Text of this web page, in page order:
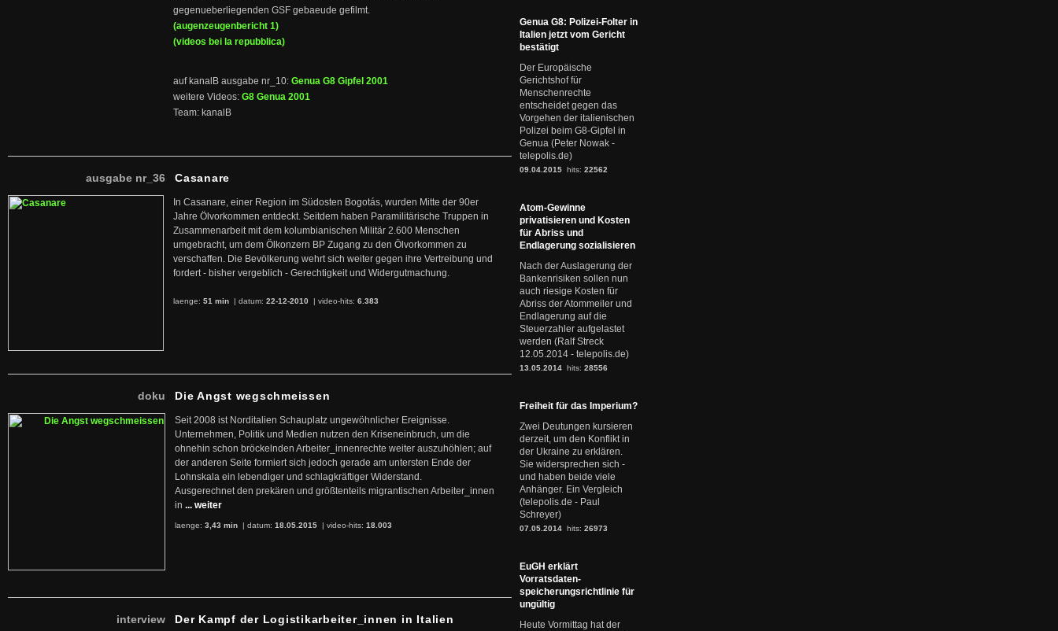
gegenueberliegenden GSF gebaeude gefilmt.
(augenzeugenbericht 1)
(videos bei la repubblica)
auf kanalB ausgabe nr_10: Genua G8 Gipfel 2001
weitere Videos: G8 Genua 2001
Team: kanalB
ausgabe nr_36 Casanare
In Casanare, einer Region im Südosten Bogotás, wurden Mitte der 90er
Jahre Ölvorkommen entdeckt. Seitdem haben Paramilitärische Truppen in
Zusammenarbeit mit dem kolumbianischen Militär 2.600 Menschen
umgebracht, um dem Ölkonzern BP Zugang zu den Ölvorkommen zu
verschaffen. Die Bevölkerung wehrt sich weiter gegen ihre Vertreibung und
fordert - bisher vergeblich - Gerechtigkeit und Widergutmachung.
laenge: 51 min | datum: 22-12-2010 | video-hits: 6.383
doku Die Angst wegschmeissen
Seit 2008 ist Norditalien Schauplatz ungewöhnlicher Ereignisse.
Unternehmen, Politik und Medien nutzen den Kriseneinbruch, um die
ohnehin schon bröckelnden Arbeiter_innenrechte weiter auszuhöhlen; auf
der anderen Seite formiert sich jedoch gerade am untersten Ende der
Lohnskala ein lebendiger und schlagkräftiger Widerstand.
Ausgerechnet den prekären und größtenteils migrantischen Arbeiter_innen
in ... weiter
laenge: 3,43 min | datum: 18.05.2015 | video-hits: 18.003
interview Der Kampf der Logistikarbeiter_innen in Italien
Genua G8: Polizei-Folter in
Italien jetzt vom Gericht
bestätigt
Der Europäische
Gerichtshof für
Menschenrechte
entscheidet gegen das
Vorgehen der italienischen
Polizei beim G8-Gipfel in
Genua (Peter Nowak -
telepolis.de)
09.04.2015 hits: 22562
Atom-Gewinne
privatisieren und Kosten
für Abriss und
Endlagerung sozialisieren
Nach der Auslagerung der
Bankenrisiken sollen nun
auch riesige Kosten für
Abriss der Atommeiler und
Endlagerung auf die
Steuerzahler aufgelastet
werden (Ralf Streck
12.05.2014 - telepolis.de)
13.05.2014 hits: 28556
Freiheit für das Imperium?
Zwei Deutungen kursieren
derzeit, um den Konflikt in
der Ukraine zu erklären.
Sie widersprechen sich -
und haben beide viele
Anhänger. Ein Vergleich
(telepolis.de - Paul
Schreyer)
07.05.2014 hits: 26973
EuGH erklärt
Vorratsdaten-
speicherungsrichtlinie für
ungültig
Heute Vormittag hat der